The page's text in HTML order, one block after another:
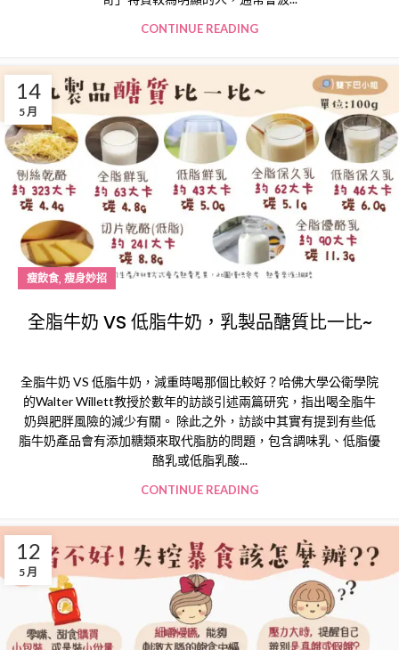
CONTINUE READING
14
5 月
瘦飲食, 瘦身妙招
全脂牛奶 VS 低脂牛奶，乳製品醣質比一比~
全脂牛奶 VS 低脂牛奶，減重時喝那個比較好？哈佛大學公衛學院
的Walter Willett教授於數年的訪談引述兩篇研究，指出喝全脂牛
奶與肥胖風險的減少有關。 除此之外，訪談中其實有提到有些低
脂牛奶產品會有添加糖類來取代脂肪的問題，包含調味乳、低脂優
酪乳或低脂乳酸...
CONTINUE READING
12
5 月